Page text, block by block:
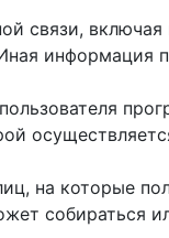
связи,
информация
на которые
собираться